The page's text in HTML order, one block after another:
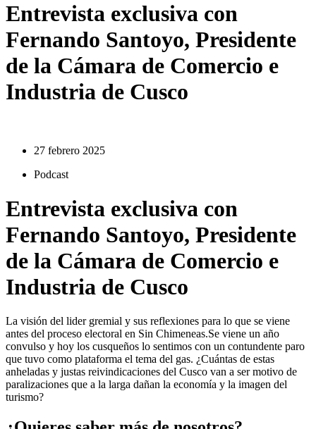
Entrevista exclusiva con
Fernando Santoyo, Presidente
de la Cámara de Comercio e
Industria de Cusco
27 febrero 2025
Podcast
Entrevista exclusiva con
Fernando Santoyo, Presidente
de la Cámara de Comercio e
Industria de Cusco
La visión del lider gremial y sus reflexiones para lo que se viene
antes del proceso electoral en Sin Chimeneas.Se viene un año
convulso y hoy los cusqueños lo sentimos con un contundente paro
que tuvo como plataforma el tema del gas. ¿Cuántas de estas
anheladas y justas reivindicaciones del Cusco van a ser motivo de
paralizaciones que a la larga dañan la economía y la imagen del
turismo?